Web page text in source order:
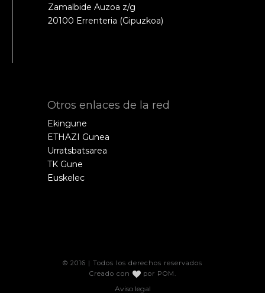
Zamalbide Auzoa z/g
20100 Errenteria (Gipuzkoa)
Otros enlaces de la red
Ekingune
ETHAZI Gunea
Urratsbatsarea
TK Gune
Euskelec
© 2016 | Todos los derechos reservados
Creado con
por POM .
Aviso legal